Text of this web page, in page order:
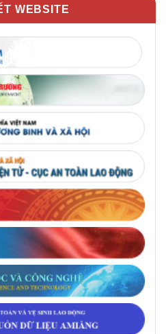
WEBSITE